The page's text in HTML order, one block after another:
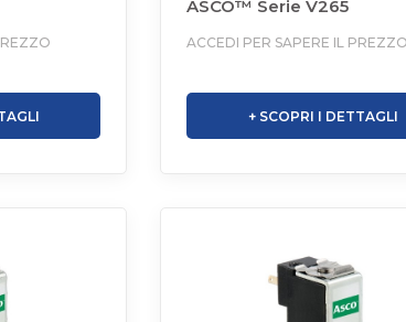
ASCO™ Serie V265
ACCEDI PER SAPERE IL PREZZO
+ SCOPRI I DETTAGLI